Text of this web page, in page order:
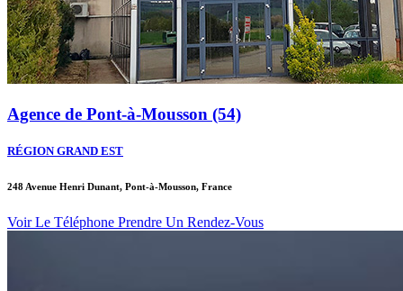
Agence de Pont-à-Mousson (54)
RÉGION GRAND EST
248 Avenue Henri Dunant, Pont-à-Mousson, France
Voir Le Téléphone Prendre Un Rendez-Vous